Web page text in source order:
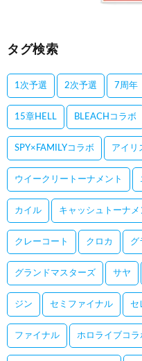
タグ検索
1次予選 2次予選 7周年
15章HELL BLEACHコラボ
SPY×FAMILYコラボ アイリ
ウイークリートーナメント
カイル キャッシュトーナメ
クレーコート クロカ グ
グランドマスターズ サヤ
ジン セミファイナル セ
ファイナル ホロライブコラ